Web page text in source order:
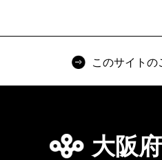
このサイトの
大阪